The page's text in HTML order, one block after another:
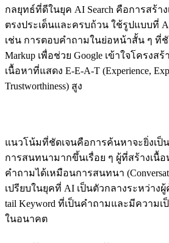
กลยุทธ์ที่ดีในยุค AI Search คือการสร้า
ตรงประเด็นและครบถ้วน ใช้รูปแบบที่
เช่น การตอบคำถามในย่อหน้าสั้น ๆ ที่ชั
Markup เพื่อช่วย Google เข้าใจโครงส
เนื้อหาที่แสดง E-E-A-T (Experience,
Trustworthiness) สูง
แนวโน้มที่ชัดเจนคือการค้นหาจะยิ่งเป็
การสนทนามากขึ้นเรื่อย ๆ ผู้ที่สร้างเนื้
คำถามได้เหมือนการสนทนา
เปรียบในยุคที่ AI เป็นตัวกลางระหว่าง
tail Keyword ที่เป็นคำถามและมีความ
ในอนาคต